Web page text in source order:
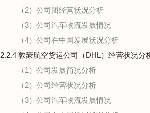
（2）公司团经营状况分析
（3）公司汽车物流发展情况
（4）公司在中国发展状况分析
2.2.4 敦豪航空货运公司（DHL）经营状况分
（1）公司发展简况分析
（2）公司经营状况分析
（3）公司汽车物流发展情况